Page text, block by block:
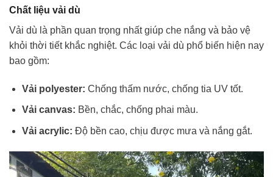
Chất liệu vải dù
Vải dù là phần quan trọng nhất giúp che nắng và bảo vệ
khỏi thời tiết khắc nghiệt. Các loại vải dù phổ biến hiện nay
bao gồm:
Vải polyester: Chống thấm nước, chống tia UV tốt.
Vải canvas: Bền, chắc, chống phai màu.
Vải acrylic: Độ bền cao, chịu được mưa và nắng gắt.